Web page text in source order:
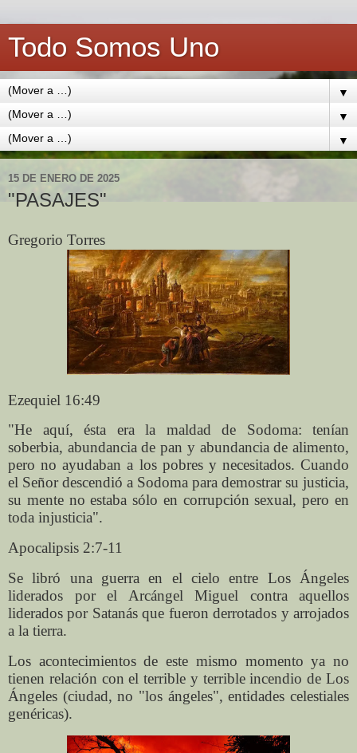
Todo Somos Uno
▼
▼
▼
15 DE ENERO DE 2025
"PASAJES"
Gregorio Torres
Ezequiel 16:49
"He aquí, ésta era la maldad de Sodoma: tenían
soberbia, abundancia de pan y abundancia de alimento,
pero no ayudaban a los pobres y necesitados. Cuando
el Señor descendió a Sodoma para demostrar su justicia,
su mente no estaba sólo en corrupción sexual, pero en
toda injusticia".
Apocalipsis 2:7-11
Se libró una guerra en el cielo entre Los Ángeles
liderados por el Arcángel Miguel contra aquellos
liderados por Satanás que fueron derrotados y arrojados
a la tierra.
Los acontecimientos de este mismo momento ya no
tienen relación con el terrible y terrible incendio de Los
Ángeles (ciudad, no "los ángeles", entidades celestiales
genéricas).